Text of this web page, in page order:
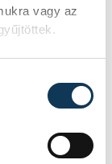
vagy az